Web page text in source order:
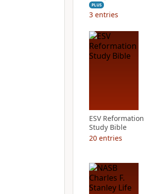
PLUS
3 entries
ESV Reformation
Study Bible
20 entries